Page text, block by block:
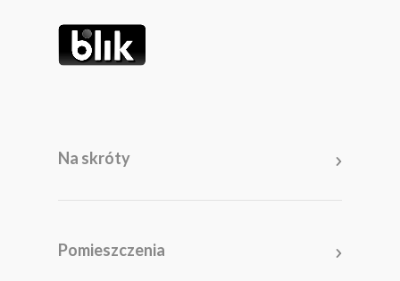
Na skróty
Pomieszczenia
Pomieszczenia